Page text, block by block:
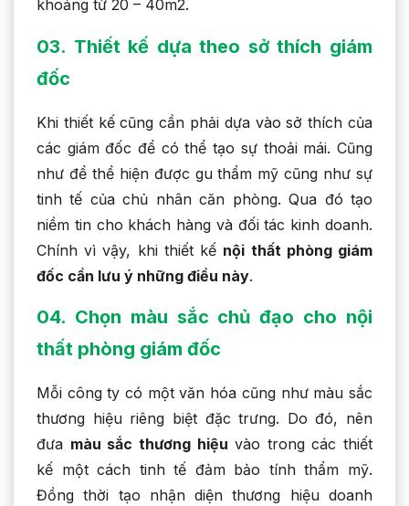
khoảng từ 20 – 40m2.
03. Thiết kế dựa theo sở thích giám
đốc
Khi thiết kế cũng cần phải dựa vào sở thích của
các giám đốc để có thể tạo sự thoải mái. Cũng
như để thể hiện được gu thẩm mỹ cũng như sự
tinh tế của chủ nhân căn phòng. Qua đó tạo
niềm tin cho khách hàng và đối tác kinh doanh.
Chính vì vậy, khi thiết kế nội thất phòng giám
đốc cần lưu ý những điều này.
04. Chọn màu sắc chủ đạo cho nội
thất phòng giám đốc
Mỗi công ty có một văn hóa cũng như màu sắc
thương hiệu riêng biệt đặc trưng. Do đó, nên
đưa màu sắc thương hiệu vào trong các thiết
kế một cách tinh tế đảm bảo tính thẩm mỹ.
Đồng thời tạo nhận diện thương hiệu doanh